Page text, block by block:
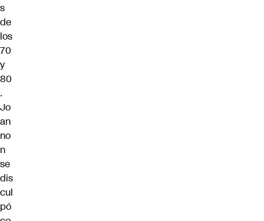
s
de
los
70
y
80
.
Jo
an
no
n
se
dis
cul
pó